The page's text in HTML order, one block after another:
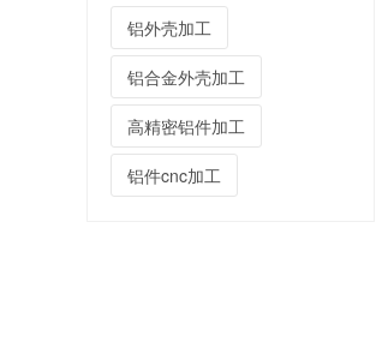
无人机底座CNC铝件加工厂家
铝外壳加工
铝合金外壳加工
高精密铝件加工
铝件cnc加工